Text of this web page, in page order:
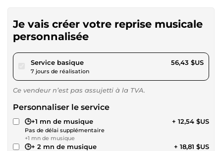
Je vais créer votre reprise musicale
personnalisée
Service basiquepour 52,01 $US
7 jours de réalisation
56,43 $US
Ce vendeur n’est pas assujetti à la TVA.
Personnaliser le service
🕒+1 mn de musique
Pas de délai supplémentaire
+1 mn de musique
+ 12,54 $US
🕒+ 2 mn de musique + 18,81 $US